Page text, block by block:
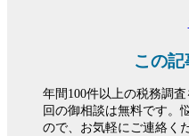
この
年間100件以上の税務調
回の御相談は無料です。
ので、お気軽にご連絡く